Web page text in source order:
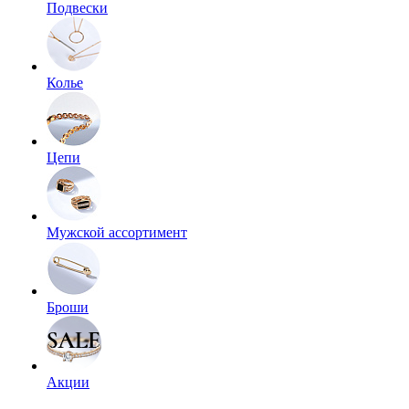
Подвески
Колье
Цепи
Мужской ассортимент
Броши
Акции